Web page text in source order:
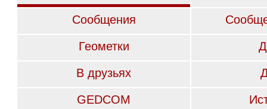
Сообщения
Геометки
В друзьях
GEDCOM